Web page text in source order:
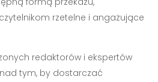
rzetelne i angażujące
redaktorów i ekspertów
tym, by dostarczać